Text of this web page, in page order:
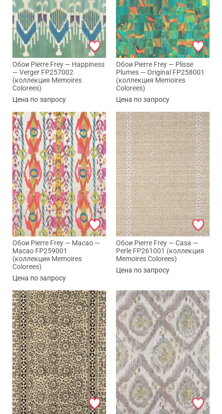
Обои Pierre Frey — Happiness
— Verger FP257002
(коллекция Memoires
Colorees)
Цена по запросу
Обои Pierre Frey — Plisse
Plumes — Original FP258001
(коллекция Memoires
Colorees)
Цена по запросу
Обои Pierre Frey — Macao —
Macao FP259001
(коллекция Memoires
Colorees)
Цена по запросу
Обои Pierre Frey — Casa —
Perle FP261001 (коллекция
Memoires Colorees)
Цена по запросу